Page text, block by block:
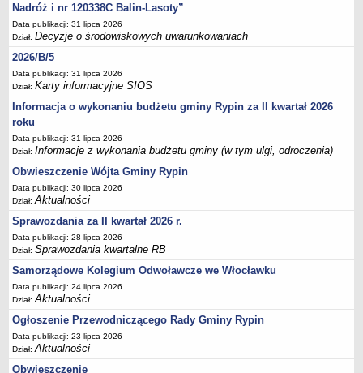
FINANSE GMINY
Budżet
Zmiany budżetu
Wieloletnia Prognoza Finansowa
Majątek gminy
Majątek jednostek organizacyjnych
Dług publiczny
Realizacja inwestycji
Sprawozdania z wykonania budżetu
Sprawozdania kwartalne RB
Sprawozdania finansowe
Informacje z wykonania budżetu gminy (w tym ulgi, odroczenia)
Interpretacje indywidualne
SPRAWY DO ZAŁATWIENIA
BUDOWA PRZYDOMOWYCH OCZYSZCZALNI ŚCIEKÓW -
DOFINANSOWANIE
Preferencyjny zakup węgla
Wykaz spraw
Nadróż i nr 120338C Balin-Lasoty”
Data publikacji: 31 lipca 2026
Dział:Decyzje o środowiskowych uwarunkowaniach
2026/B/5
Data publikacji: 31 lipca 2026
Dział:Karty informacyjne SIOS
Informacja o wykonaniu budżetu gminy Rypin za II kwartał 2026
roku
Data publikacji: 31 lipca 2026
Dział:Informacje z wykonania budżetu gminy (w tym ulgi, odroczenia)
Obwieszczenie Wójta Gminy Rypin
Data publikacji: 30 lipca 2026
Dział:Aktualności
Sprawozdania za II kwartał 2026 r.
Data publikacji: 28 lipca 2026
Dział:Sprawozdania kwartalne RB
Samorządowe Kolegium Odwoławcze we Włocławku
Data publikacji: 24 lipca 2026
Dział:Aktualności
Ogłoszenie Przewodniczącego Rady Gminy Rypin
Data publikacji: 23 lipca 2026
Dział:Aktualności
Obwieszczenie